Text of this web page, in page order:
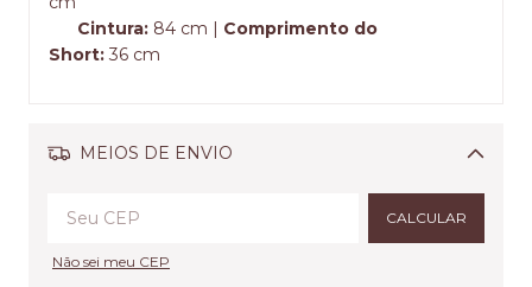
Cintura: 84 cm | Comprimento do
Short: 36 cm
MEIOS DE ENVIO
Alterar CEP
CALCULAR
Não sei meu CEP